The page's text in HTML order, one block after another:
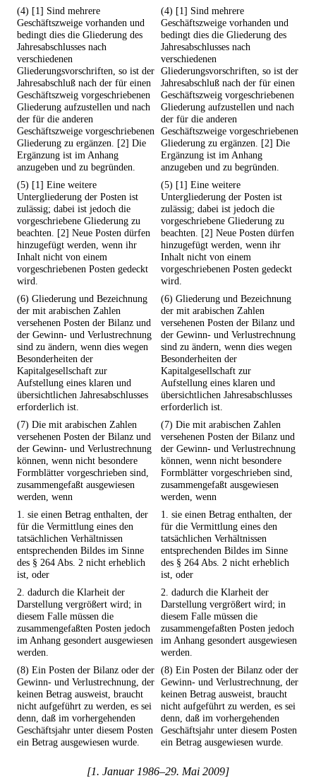
(4) [1] Sind mehrere
Geschäftszweige vorhanden und
bedingt dies die Gliederung des
Jahresabschlusses nach
verschiedenen
Gliederungsvorschriften, so ist der
Jahresabschluß nach der für einen
Geschäftszweig vorgeschriebenen
Gliederung aufzustellen und nach
der für die anderen
Geschäftszweige vorgeschriebenen
Gliederung zu ergänzen. [2] Die
Ergänzung ist im Anhang
anzugeben und zu begründen.
(4) [1] Sind mehrere
Geschäftszweige vorhanden und
bedingt dies die Gliederung des
Jahresabschlusses nach
verschiedenen
Gliederungsvorschriften, so ist der
Jahresabschluß nach der für einen
Geschäftszweig vorgeschriebenen
Gliederung aufzustellen und nach
der für die anderen
Geschäftszweige vorgeschriebenen
Gliederung zu ergänzen. [2] Die
Ergänzung ist im Anhang
anzugeben und zu begründen.
(5) [1] Eine weitere
Untergliederung der Posten ist
zulässig; dabei ist jedoch die
vorgeschriebene Gliederung zu
beachten. [2] Neue Posten dürfen
hinzugefügt werden, wenn ihr
Inhalt nicht von einem
vorgeschriebenen Posten gedeckt
wird.
(5) [1] Eine weitere
Untergliederung der Posten ist
zulässig; dabei ist jedoch die
vorgeschriebene Gliederung zu
beachten. [2] Neue Posten dürfen
hinzugefügt werden, wenn ihr
Inhalt nicht von einem
vorgeschriebenen Posten gedeckt
wird.
(6) Gliederung und Bezeichnung
der mit arabischen Zahlen
versehenen Posten der Bilanz und
der Gewinn- und Verlustrechnung
sind zu ändern, wenn dies wegen
Besonderheiten der
Kapitalgesellschaft zur
Aufstellung eines klaren und
übersichtlichen Jahresabschlusses
erforderlich ist.
(6) Gliederung und Bezeichnung
der mit arabischen Zahlen
versehenen Posten der Bilanz und
der Gewinn- und Verlustrechnung
sind zu ändern, wenn dies wegen
Besonderheiten der
Kapitalgesellschaft zur
Aufstellung eines klaren und
übersichtlichen Jahresabschlusses
erforderlich ist.
(7) Die mit arabischen Zahlen
versehenen Posten der Bilanz und
der Gewinn- und Verlustrechnung
können, wenn nicht besondere
Formblätter vorgeschrieben sind,
zusammengefaßt ausgewiesen
werden, wenn
(7) Die mit arabischen Zahlen
versehenen Posten der Bilanz und
der Gewinn- und Verlustrechnung
können, wenn nicht besondere
Formblätter vorgeschrieben sind,
zusammengefaßt ausgewiesen
werden, wenn
1. sie einen Betrag enthalten, der
für die Vermittlung eines den
tatsächlichen Verhältnissen
entsprechenden Bildes im Sinne
des § 264 Abs. 2 nicht erheblich
ist, oder
1. sie einen Betrag enthalten, der
für die Vermittlung eines den
tatsächlichen Verhältnissen
entsprechenden Bildes im Sinne
des § 264 Abs. 2 nicht erheblich
ist, oder
2. dadurch die Klarheit der
Darstellung vergrößert wird; in
diesem Falle müssen die
zusammengefaßten Posten jedoch
im Anhang gesondert ausgewiesen
werden.
2. dadurch die Klarheit der
Darstellung vergrößert wird; in
diesem Falle müssen die
zusammengefaßten Posten jedoch
im Anhang gesondert ausgewiesen
werden.
(8) Ein Posten der Bilanz oder der
Gewinn- und Verlustrechnung, der
keinen Betrag ausweist, braucht
nicht aufgeführt zu werden, es sei
denn, daß im vorhergehenden
Geschäftsjahr unter diesem Posten
ein Betrag ausgewiesen wurde.
(8) Ein Posten der Bilanz oder der
Gewinn- und Verlustrechnung, der
keinen Betrag ausweist, braucht
nicht aufgeführt zu werden, es sei
denn, daß im vorhergehenden
Geschäftsjahr unter diesem Posten
ein Betrag ausgewiesen wurde.
[1. Januar 1986–29. Mai 2009]